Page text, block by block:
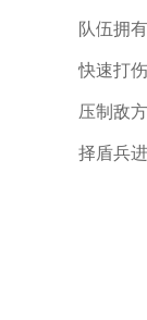
队伍拥
快速打
压制敌
择盾兵